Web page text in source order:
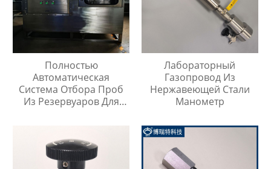
Полностью
Автоматическая
Система Отбора Проб
Из Резервуаров Для
Лабораторный
Газопровод Из
Нержавеющей Стали
Манометр